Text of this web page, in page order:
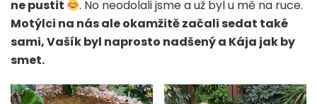
ne pustit
. No neodolali jsme a už byl u mě na ruce.
Motýlci na nás ale okamžitě začali sedat také
sami, Vašík byl naprosto nadšený a Kája jak by
smet.